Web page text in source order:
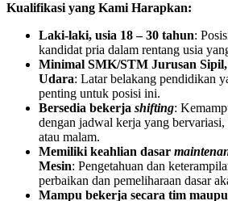
Kualifikasi yang Kami Harapkan:
Laki-laki, usia 18 – 30 tahun:
kandidat pria dalam rentang usia
Minimal SMK/STM Jurusan
Udara: Latar belakang pendidikan
penting untuk posisi ini.
Bersedia bekerja shifting:
dengan jadwal kerja yang bervariasi,
atau malam.
Memiliki keahlian dasar
Mesin: Pengetahuan dan
perbaikan dan pemeliharaan dasar
Mampu bekerja secara tim